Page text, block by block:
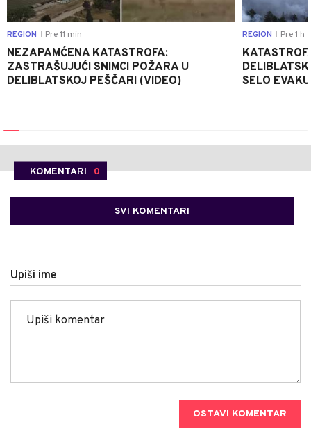
REGION Pre 11 min
NEZAPAMĆENA KATASTROFA:
ZASTRAŠUJUĆI SNIMCI POŽARA U
DELIBLATSKOJ PEŠČARI (VIDEO)
REGION Pre 1 h
SELO
KOMENTARI 0
SVI KOMENTARI
Upiši ime
OSTAVI KOMENTAR